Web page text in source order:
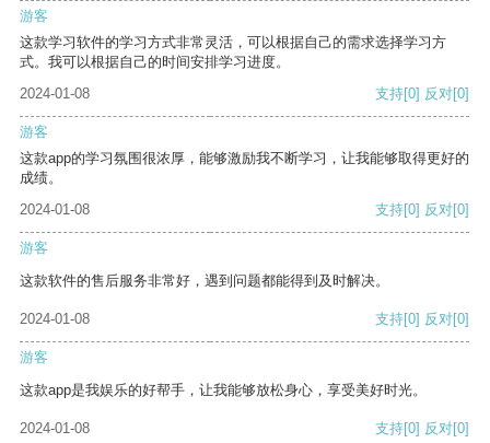
游客
这款学习软件的学习方式非常灵活，可以根据自己的需求选择学习方
式。我可以根据自己的时间安排学习进度。
2024-01-08
支持[0] 反对[0]
游客
这款app的学习氛围很浓厚，能够激励我不断学习，让我能够取得更好的
成绩。
2024-01-08
支持[0] 反对[0]
游客
这款软件的售后服务非常好，遇到问题都能得到及时解决。
2024-01-08 支持[0] 反对[0]
游客
这款app是我娱乐的好帮手，让我能够放松身心，享受美好时光。
2024-01-08 支持[0] 反对[0]